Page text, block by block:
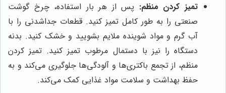
تمیز کردن منظم: پس از هر بار استفاده، چرخ گوشت
صنعتی را به طور کامل تمیز کنید. قطعات جداشدنی را با
آب گرم و مواد شوینده ملایم بشویید و خشک کنید. بدنه
دستگاه را نیز با دستمال مرطوب تمیز کنید. تمیز کردن
منظم، از تجمع باکتری‌ها و آلودگی‌ها جلوگیری می‌کند و به
حفظ بهداشت و سلامت مواد غذایی کمک می‌کند.